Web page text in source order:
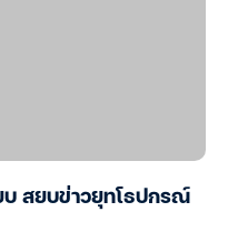
บ สยบข่าวยุทโธปกรณ์